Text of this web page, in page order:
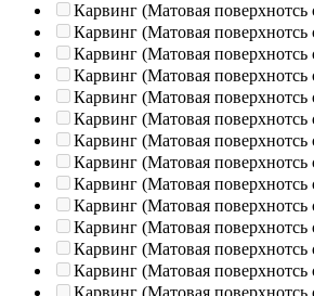
Карвинг (Матовая
Карвинг (Матовая
Карвинг (Матовая
Карвинг (Матовая
Карвинг (Матовая
Карвинг (Матовая
Карвинг (Матовая
Карвинг (Матовая
Карвинг (Матовая
Карвинг (Матовая
Карвинг (Матовая
Карвинг (Матовая
Карвинг (Матовая